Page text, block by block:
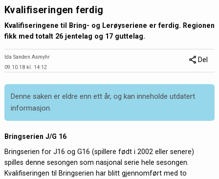
Kvalifiseringen ferdig
Kvalifiseringene til Bring- og Lerøyseriene er ferdig. Regionen
fikk med totalt 26 jentelag og 17 guttelag.
Ida Sanden Asmyhr
09.10.18 kl. 14:12
Del
Denne saken er eldre enn ett år, og kan inneholde utdatert
informasjon.
Bringserien J/G 16
Bringserien for J16 og G16 (spillere født i 2002 eller senere)
spilles denne sesongen som nasjonal serie hele sesongen.
Kvalifiseringen til Bringserien har blitt gjennomført med to